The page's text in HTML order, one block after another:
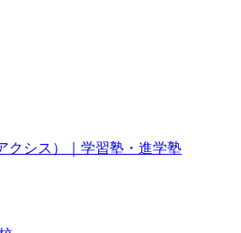
クシス）｜学習塾・進学塾